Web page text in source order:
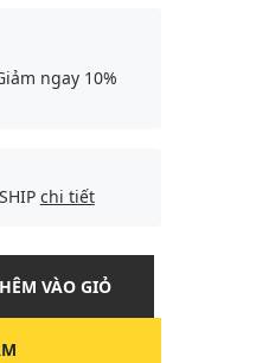
ngay 10%
chi tiết
VÀO GIỎ